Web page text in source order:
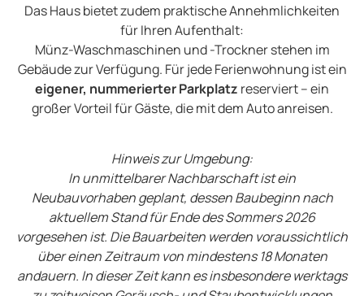
Das Haus bietet zudem praktische Annehmlichkeiten
für Ihren Aufenthalt:
Münz-Waschmaschinen und -Trockner stehen im
Gebäude zur Verfügung. Für jede Ferienwohnung ist ein
eigener, nummerierter Parkplatz reserviert – ein
großer Vorteil für Gäste, die mit dem Auto anreisen.
Hinweis zur Umgebung:
In unmittelbarer Nachbarschaft ist ein
Neubauvorhaben geplant, dessen Baubeginn nach
aktuellem Stand für Ende des Sommers 2026
vorgesehen ist. Die Bauarbeiten werden voraussichtlich
über einen Zeitraum von mindestens 18 Monaten
andauern. In dieser Zeit kann es insbesondere werktags